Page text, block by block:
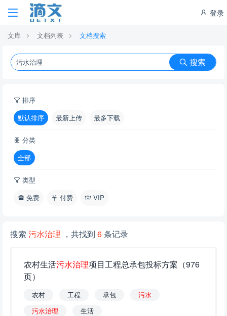
登录
文库 文档列表 文档搜索
搜索
排序
默认排序
最新上传 最多下载
分类
全部
类型
免费
付费 VIP
搜索 污水治理 ，共找到 6条记录
农村生活污水治理项目工程总承包投标方案（976
页）
农村 工程 承包 污水
污水治理 生活